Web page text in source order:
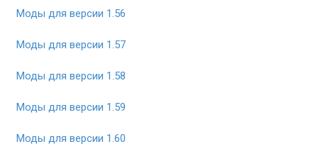
Моды для версии 1.56
Моды для версии 1.57
Моды для версии 1.58
Моды для версии 1.59
Моды для версии 1.60